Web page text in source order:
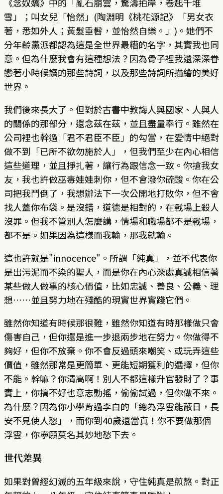
雪」；叫女兒「怡然」(陶淵明《桃花源記》「男女衣
著，悉如外人；黃髮垂髫，並怡然自樂。」)。她們不
分年齡黨派都認為這是全世界最糟的名字，其實我也同
意。但為什麼我會有這種想法？因為骨子裡我還深深眷
戀著小時候讀的那些詩詞，以及那些詩詞所描繪的美好
世界。
我們後來長大了。但對於古書中教誨人與國家、人與人
的關係的那部分，還念茲在茲，並且盡量奉行。雖然在
公司裡也幹過「君不君臣不臣」的勾當，在愛情中絕對
做不到「已所不欲勿施於人」，但我們至少在內心相信
這些道理，並且掙扎著，讓行為跟信念一致。你搶我女
友，我也許做巫毒娃娃刺你，但不會潑你硫酸。你在公
司把我鬥倒了，我想辦法下一次公開地打敗你，但不會
找人蓋你布袋。是沒錯，道德是相對的，在戰場上殺人
沒罪。但我不管別人怎麼講，情場和職場都不是戰場，
都不是。如果因為這樣而我輸，那我就輸。
這也許就是"innocence"。所謂「純真」，並不代表你
是出污泥而不染的聖人，而是你在內心深處真誠相信著
某些做人做事的核心價值，比如忠誠、善良、公義、理
想……並且努力地在殘酷的現實世界實踐它們。
雖然你知道有時候那很難，雖然你知道有時那樣做只會
傷害自己，但你還是進一步退兩步地在努力。你做得不
夠好，但你不放棄。你不會反過頭來嘲笑、或玩弄這些
價值，雖然那常是更簡單、更能短期獲利的選擇，但你
不能。幹嘛？你清高啊！別人不都這樣升官發財了？事
實上，你搞不好也意志動搖，偷偷試過，但你做不來。
為什麼？因為你小學背過李白的「總為浮雲能蔽日，長
安不見使人愁」，而你到40歲還當真！你不要做那個
浮雲，你寧願莫名其妙地愁下去。
世代差異
如果對曾經幻滅的五年級來說，守住純真是煎熬。對正